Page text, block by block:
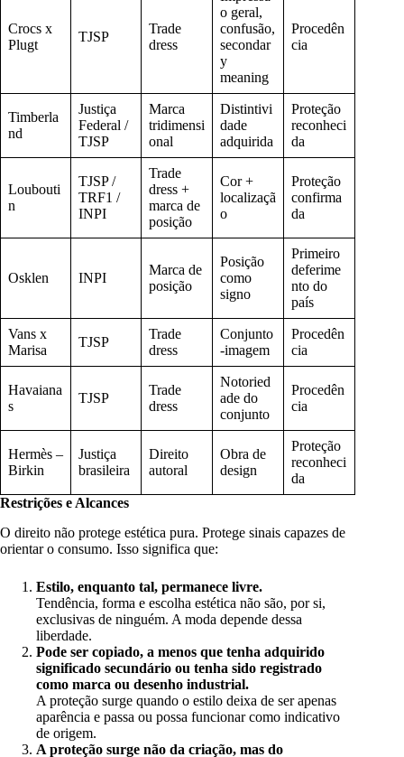
Crocs x
Plugt
TJSP
Trade
dress
o geral,
confusão,
secondar
y
meaning
Procedên
cia
Timberla
nd
Justiça
Federal /
TJSP
Marca
tridimensi
onal
Distintivi
dade
adquirida
Proteção
reconheci
da
Loubouti
n
TJSP /
TRF1 /
INPI
Trade
dress +
marca de
posição
Cor +
localizaçã
o
Proteção
confirma
da
Osklen INPI
Marca de
posição
Posição
como
signo
Primeiro
deferime
nto do
país
Vans x
Marisa
TJSP
Trade
dress
Conjunto
-imagem
Procedên
cia
Havaiana
s
TJSP
Trade
dress
Notoried
ade do
conjunto
Procedên
cia
Hermès –
Birkin
Justiça
brasileira
Direito
autoral
Obra de
design
Proteção
reconheci
da
Restrições e Alcances
O direito não protege estética pura. Protege sinais capazes de
orientar o consumo. Isso significa que:
Estilo, enquanto tal, permanece livre.
Tendência, forma e escolha estética não são, por si,
exclusivas de ninguém. A moda depende dessa
liberdade.
Pode ser copiado, a menos que tenha adquirido
significado secundário ou tenha sido registrado
como marca ou desenho industrial.
A proteção surge quando o estilo deixa de ser apenas
aparência e passa ou possa funcionar como indicativo
de origem.
A proteção surge não da criação, mas do